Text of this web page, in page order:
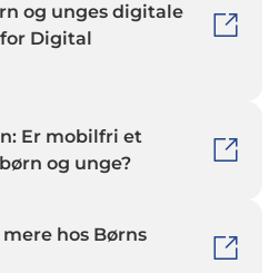
og unges digitale
Digital
Er mobilfri et
og unge?
hos Børns